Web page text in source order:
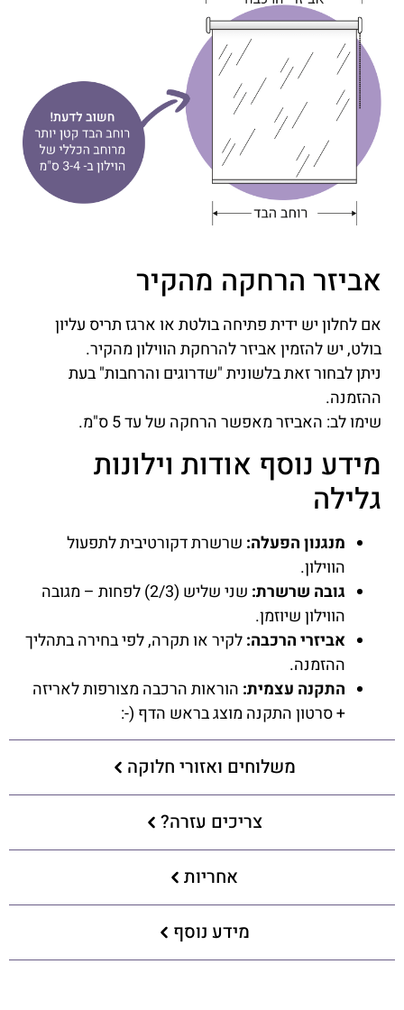
אביזר הרחקה מהקיר
אם לחלון יש ידית פתיחה בולטת או ארגז תריס עליון
בולט, יש להזמין אביזר להרחקת הווילון מהקיר.
ניתן לבחור זאת בלשונית "שדרוגים והרחבות" בעת
ההזמנה.
שימו לב: האביזר מאפשר הרחקה של עד 5 ס"מ.
מידע נוסף אודות וילונות
גלילה
מנגנון הפעלה: שרשרת דקורטיבית לתפעול
הווילון.
גובה שרשרת:
שני שליש (2/3) לפחות – מגובה
הווילון שיוזמן.
אביזרי הרכבה:לקיר או תקרה, לפי בחירה בתהליך
ההזמנה.
התקנה עצמית: הוראות הרכבה מצורפות לאריזה
+ סרטון התקנה מוצג בראש הדף (-:
משלוחים ואזורי חלוקה
צריכים עזרה?
אחריות
מידע נוסף